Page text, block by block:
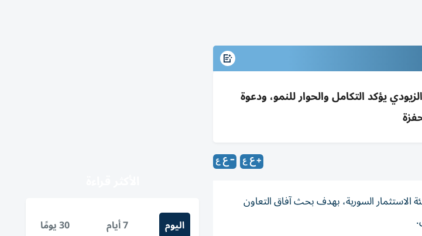
يؤكد التكامل والحوار للنمو، ودعوة
الاستثمار السورية، بهدف بحث آفاق التعاون
اليوم 7 أيام 30 يومًا